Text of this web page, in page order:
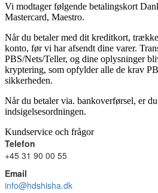
Vi modtager følgende betalingskort
Mastercard, Maestro.
Når du betaler med dit kreditkort,
konto, før vi har afsendt dine varer.
PBS/Nets/Teller, og dine oplysninger
kryptering, som opfylder alle de krav
sikkerheden.
Når du betaler via. bankoverførsel, er
indsigelsesordningen.
Kundservice och frågor
Telefon
+45 31 90 00 55
Email
info@hdshisha.dk